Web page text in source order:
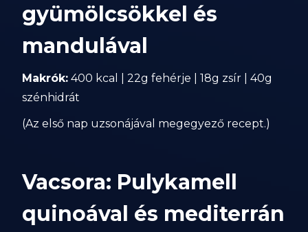
gyümölcsökkel és
mandulával
Makrók: 400 kcal | 22g fehérje | 18g zsír | 40g
szénhidrát
(Az első nap uzsonájával megegyező recept.)
Vacsora: Pulykamell
quinoával és mediterrán